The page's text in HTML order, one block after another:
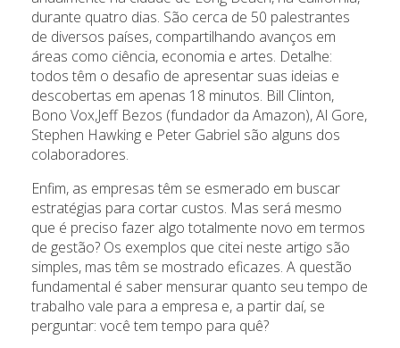
durante quatro dias. São cerca de 50 palestrantes
de diversos países, compartilhando avanços em
áreas como ciência, economia e artes. Detalhe:
todos têm o desafio de apresentar suas ideias e
descobertas em apenas 18 minutos. Bill Clinton,
Bono Vox,Jeff Bezos (fundador da Amazon), Al Gore,
Stephen Hawking e Peter Gabriel são alguns dos
colaboradores.
Enfim, as empresas têm se esmerado em buscar
estratégias para cortar custos. Mas será mesmo
que é preciso fazer algo totalmente novo em termos
de gestão? Os exemplos que citei neste artigo são
simples, mas têm se mostrado eficazes. A questão
fundamental é saber mensurar quanto seu tempo de
trabalho vale para a empresa e, a partir daí, se
perguntar: você tem tempo para quê?